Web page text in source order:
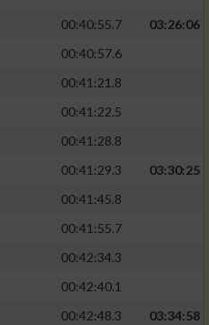
00:40:55.7
03:26:06
00:40:57.6
00:41:21.8
00:41:22.5
00:41:28.8
00:41:29.3
03:30:25
00:41:45.8
00:41:55.7
00:42:34.3
00:42:40.1
00:42:48.3
03:34:58